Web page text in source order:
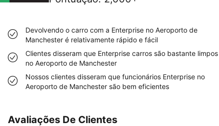
Devolvendo o carro com a Enterprise no Aeroporto de
Manchester é relativamente rápido e fácil
Clientes disseram que Enterprise carros são bastante limpos
no Aeroporto de Manchester
Nossos clientes disseram que funcionários Enterprise no
Aeroporto de Manchester são bem eficientes
Avaliações De Clientes